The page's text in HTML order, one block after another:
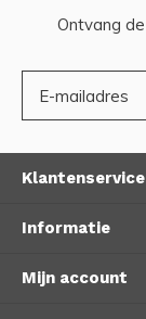
Ontvang
Klantenservice
Informatie
Mijn account